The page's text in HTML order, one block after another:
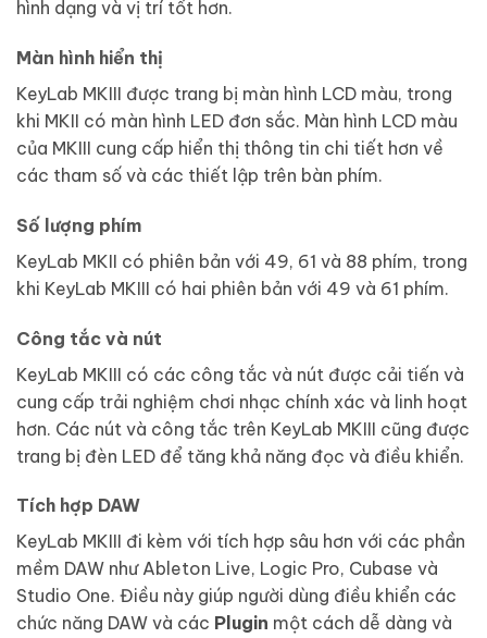
hình dạng và vị trí tốt hơn.
Màn hình hiển thị
KeyLab MKIII được trang bị màn hình LCD màu, trong
khi MKII có màn hình LED đơn sắc. Màn hình LCD màu
của MKIII cung cấp hiển thị thông tin chi tiết hơn về
các tham số và các thiết lập trên bàn phím.
Số lượng phím
KeyLab MKII có phiên bản với 49, 61 và 88 phím, trong
khi KeyLab MKIII có hai phiên bản với 49 và 61 phím.
Công tắc và nút
KeyLab MKIII có các công tắc và nút được cải tiến và
cung cấp trải nghiệm chơi nhạc chính xác và linh hoạt
hơn. Các nút và công tắc trên KeyLab MKIII cũng được
trang bị đèn LED để tăng khả năng đọc và điều khiển.
Tích hợp DAW
KeyLab MKIII đi kèm với tích hợp sâu hơn với các phần
mềm DAW như Ableton Live, Logic Pro, Cubase và
Studio One. Điều này giúp người dùng điều khiển các
chức năng DAW và các Plugin một cách dễ dàng và